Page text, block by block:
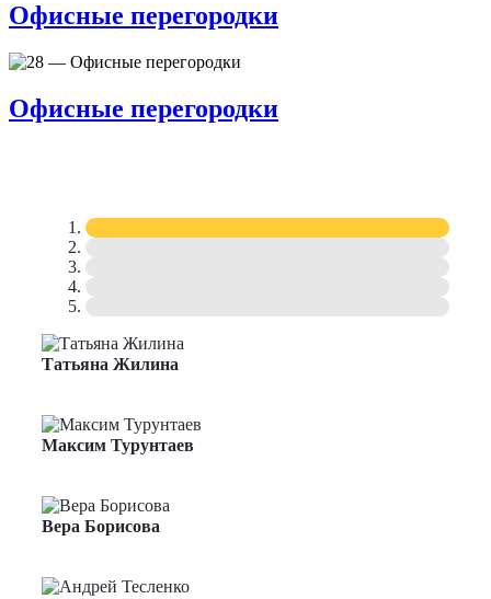
Офисные перегородки
Офисные перегородки
Татьяна Жилина
Максим Турунтаев
Вера Борисова